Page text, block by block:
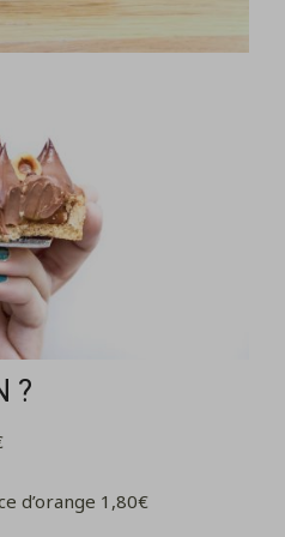
?
d’orange 1,80€